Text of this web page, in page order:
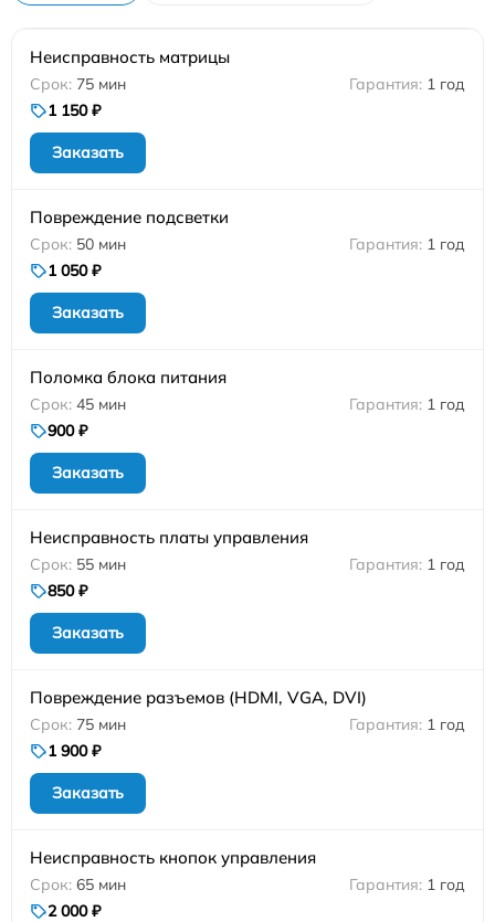
Неисправность матрицы
75 мин
1 год
1 150 ₽
Заказать
Повреждение подсветки
50 мин
1 год
1 050 ₽
Заказать
Поломка блока питания
45 мин
1 год
900 ₽
Заказать
Неисправность платы управления
55 мин
1 год
850 ₽
Заказать
Повреждение разъемов (HDMI, VGA, DVI)
75 мин
1 год
1 900 ₽
Заказать
Неисправность кнопок управления
65 мин
1 год
2 000 ₽